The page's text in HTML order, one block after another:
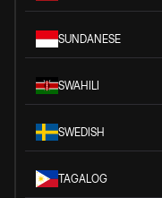
SUNDANESE
SWAHILI
SWEDISH
TAGALOG